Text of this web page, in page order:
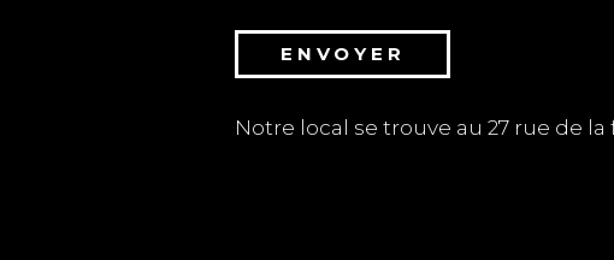
Notre local se trouve au 27 rue de